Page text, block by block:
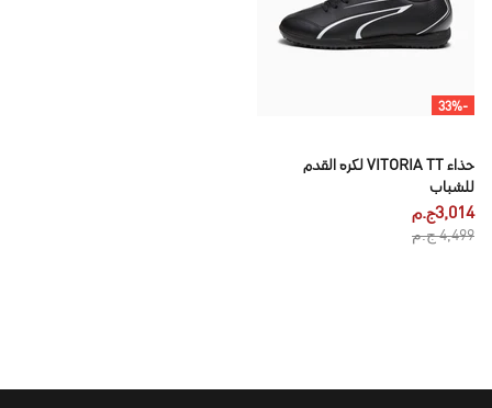
-33%
حذاء VITORIA TT لكره القدم
للشباب
4,499 ج.م
3,014ج.م